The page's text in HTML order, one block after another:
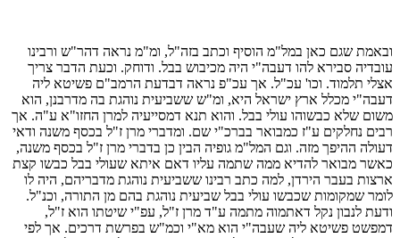
ובאמת שגם כאן במל"מ הוסיף וכתב בזה"ל, ומ"מ נראה דהר"ש ורבינו
עובדיה סבירא להו דעבה"י היה מכיבוש בבל. ודוחק. וכעת הדבר צריך
אצלי תלמוד. וכו' עכ"ל. אך עכ"פ נראה דבדעת הרמב"ם פשיטא ליה
דעבה"י מכלל ארץ ישראל היא, ומ"ש ששביעית נוהגת בה מדרבנן, הוא
משום שלא כבשוהו עולי בבל. והוא תנא דמסייעיה למרן החזו"א ע"ה. אך
רבים נחלקים ע"ז כמבואר בברכ"י שם. ומדברי מרן ז"ל בכסף משנה ודאי
דעולה ההיפך מזה. וגם המל"מ גופיה הבין כן בדברי מרן ז"ל בכסף משנה,
כאשר מבואר להדיא ממה שתמה עליו דאם איתא שעולי בבל כבשו קצת
ארצות בעבר הירדן, למה כתב רבינו ששביעית נוהגת מדבריהם, היה לו
לומר שמקומות שכבשו עולי בבל שביעית נוהגת בהם מן התורה, וכנ"ל.
ודעת לנבון נקל דאתמוה מתמה ע"ד מרן ז"ל, עפ"י שיטתו הוא ז"ל,
דמפשט פשיטא ליה שעבה"י הוא מא"י וכמ"ש בפרשת דרכים. אך לפי